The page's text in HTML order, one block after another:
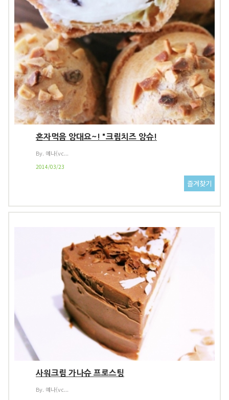
혼자먹음 앙대요~! "크림치즈 앙슈!
By. 예나(vc...
2014/03/23
사워크림 가나슈 프로스팅
By. 예나(vc...